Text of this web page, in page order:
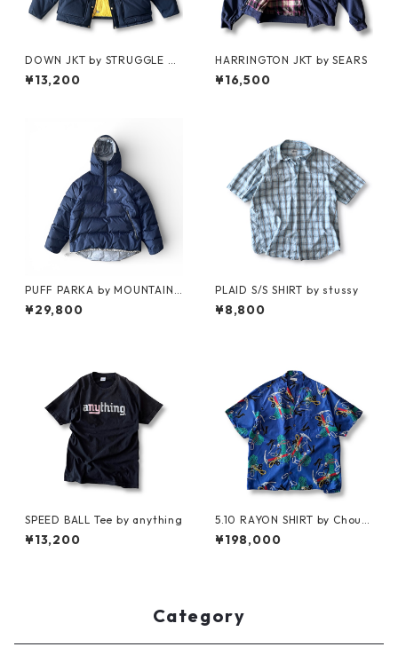
DOWN JKT by STRUGGLE G
EAR
¥13,200
HARRINGTON JKT by SEARS
¥16,500
PUFF PARKA by MOUNTAIN
RESEARCH
¥29,800
PLAID S/S SHIRT by stussy
¥8,800
SPEED BALL Tee by anything
¥13,200
5.10 RAYON SHIRT by Chouin
ard Equipment
¥198,000
Category